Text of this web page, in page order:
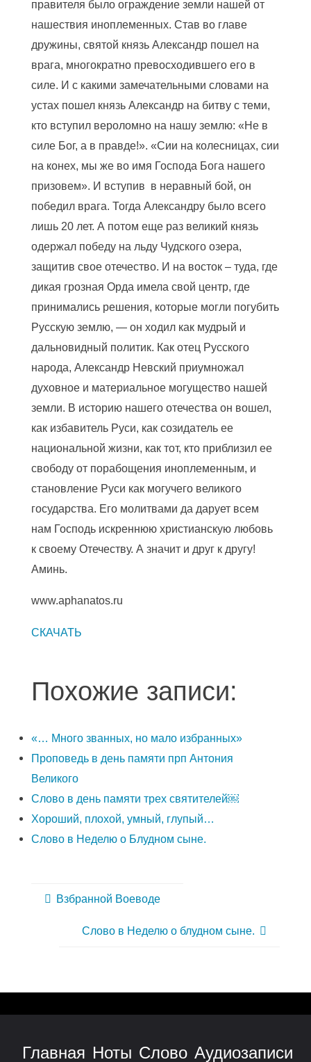
правителя было ограждение земли нашей от
нашествия иноплеменных. Став во главе
дружины, святой князь Александр пошел на
врага, многократно превосходившего его в
силе. И с какими замечательными словами на
устах пошел князь Александр на битву с теми,
кто вступил вероломно на нашу землю: «Не в
силе Бог, а в правде!». «Сии на колесницах, сии
на конех, мы же во имя Господа Бога нашего
призовем». И вступив в неравный бой, он
победил врага. Тогда Александру было всего
лишь 20 лет. А потом еще раз великий князь
одержал победу на льду Чудского озера,
защитив свое отечество. И на восток – туда, где
дикая грозная Орда имела свой центр, где
принимались решения, которые могли погубить
Русскую землю, — он ходил как мудрый и
дальновидный политик. Как отец Русского
народа, Александр Невский приумножал
духовное и материальное могущество нашей
земли. В историю нашего отечества он вошел,
как избавитель Руси, как созидатель ее
национальной жизни, как тот, кто приблизил ее
свободу от порабощения иноплеменным, и
становление Руси как могучего великого
государства. Его молитвами да дарует всем
нам Господь искреннюю христианскую любовь
к своему Отечеству. А значит и друг к другу!
Аминь.
www.аphanatos.ru
СКАЧАТЬ
Похожие записи:
«… Много званных, но мало избранных»
Проповедь в день памяти прп Антония
Великого
Слово в день памяти трех святителей￼
Хороший, плохой, умный, глупый…
Слово в Неделю о Блудном сыне.
Взбранной Воеводе
Слово в Неделю о блудном сыне.
Главная Ноты Слово Аудиозаписи